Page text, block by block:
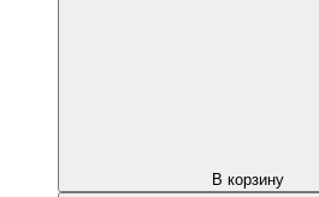
В корзину